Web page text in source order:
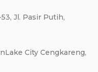
Jl. Pasir Putih,
City Cengkareng,